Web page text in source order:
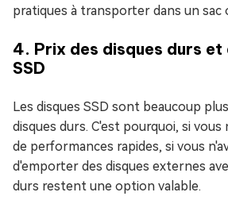
pratiques à transporter dans un sac
4. Prix des disques durs et
SSD
Les disques SSD sont beaucoup
disques durs. C'est pourquoi, si vous
de performances rapides, si vous
d'emporter des disques externes
durs restent une option valable.